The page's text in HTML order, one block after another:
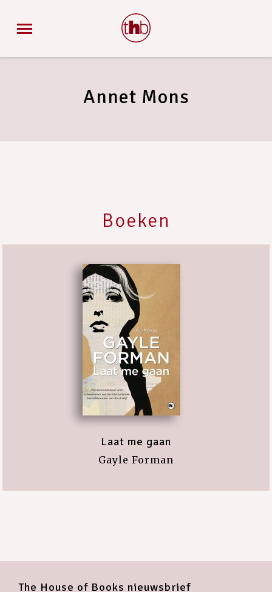
Annet Mons
Boeken
Laat me gaan
Gayle Forman
The House of Books nieuwsbrief